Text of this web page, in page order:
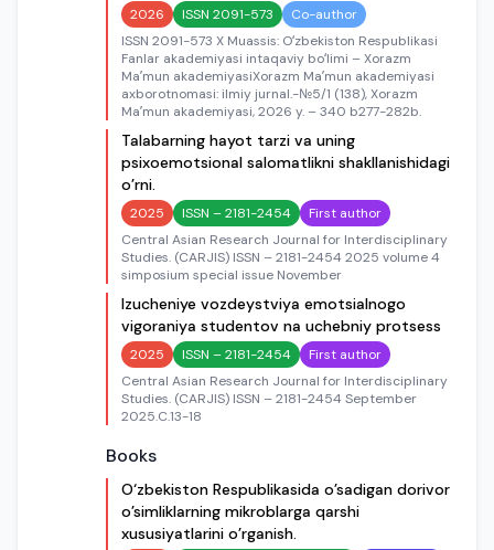
2026 ISSN 2091-573
Co-author
ISSN 2091-573 X Muassis: Oʻzbekiston Respublikasi
Fanlar akademiyasi intaqaviy boʻlimi – Xorazm
Maʼmun akademiyasiXorazm Maʼmun akademiyasi
axborotnomasi: ilmiy jurnal.-№5/1 (138), Xorazm
Maʼmun akademiyasi, 2026 y. – 340 b277-282b.
Talabarning hayot tarzi va uning
psixoemotsional salomatlikni shakllanishidagi
o’rni.
2025 ISSN – 2181-2454
First author
Central Asian Research Journal for Interdisciplinary
Studies. (CARJIS) ISSN – 2181-2454 2025 volume 4
simposium special issue November
Izucheniye vozdeystviya emotsialnogo
vigoraniya studentov na uchebniy protsess
2025 ISSN – 2181-2454
First author
Central Asian Research Journal for Interdisciplinary
Studies. (CARJIS) ISSN – 2181-2454 September
2025.C.13-18
Books
O‘zbekiston Respublikasida o’sadigan dorivor
o’simliklarning mikroblarga qarshi
xususiyatlarini o’rganish.